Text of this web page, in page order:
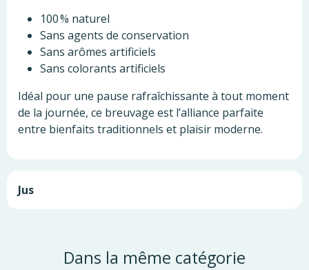
100 % naturel
Sans agents de conservation
Sans arômes artificiels
Sans colorants artificiels
Idéal pour une pause rafraîchissante à tout moment
de la journée, ce breuvage est l’alliance parfaite
entre bienfaits traditionnels et plaisir moderne.
Jus
Dans la même catégorie